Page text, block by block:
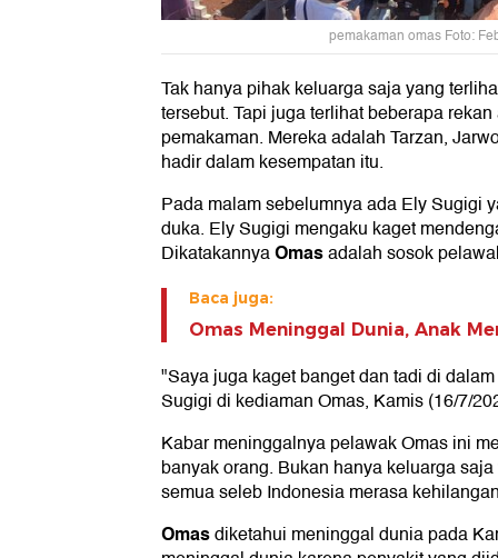
pemakaman omas Foto:
Tak hanya pihak keluarga saja yang
tersebut. Tapi juga terlihat beberapa
pemakaman. Mereka adalah Tarzan,
hadir dalam kesempatan itu.
Pada malam sebelumnya ada Ely Sugigi
duka. Ely Sugigi mengaku kaget
DikatakannyaOmasadalah sosok
Baca juga:
Omas Meninggal Dunia, Anak
"Saya juga kaget banget dan tadi di
Sugigi di kediaman Omas, Kamis (16/7/
Kabar meninggalnya pelawak Omas ini
banyak orang. Bukan hanya keluarga
semua seleb Indonesia merasa
Omasdiketahui meninggal dunia pada